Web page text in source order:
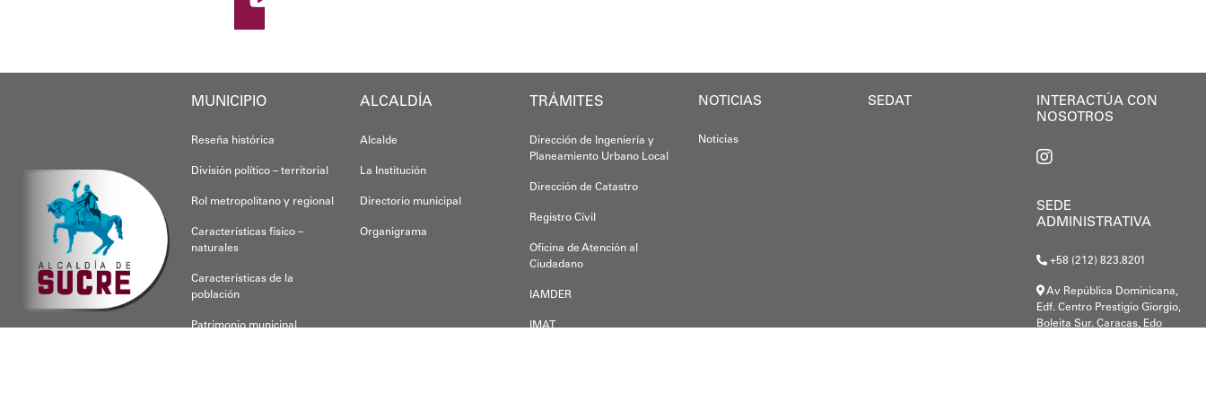
Oskarina Rosso.
MUNICIPIO
Reseña histórica
División político – territorial
Rol metropolitano y regional
Características físico –
naturales
Características de la
población
Patrimonio municipal
ALCALDÍA
Alcalde
La Institución
Directorio municipal
Organigrama
TRÁMITES
Dirección de Ingeniería y
Planeamiento Urbano Local
Dirección de Catastro
Registro Civil
Oficina de Atención al
Ciudadano
IAMDER
IMAT
NOTICIAS
Noticias
SEDAT
INTERACTÚA CON
NOSOTROS
SEDE
ADMINISTRATIVA
+58 (212) 823.8201
Av República Dominicana,
Edf. Centro Prestigio Giorgio,
Boleita Sur. Caracas, Edo